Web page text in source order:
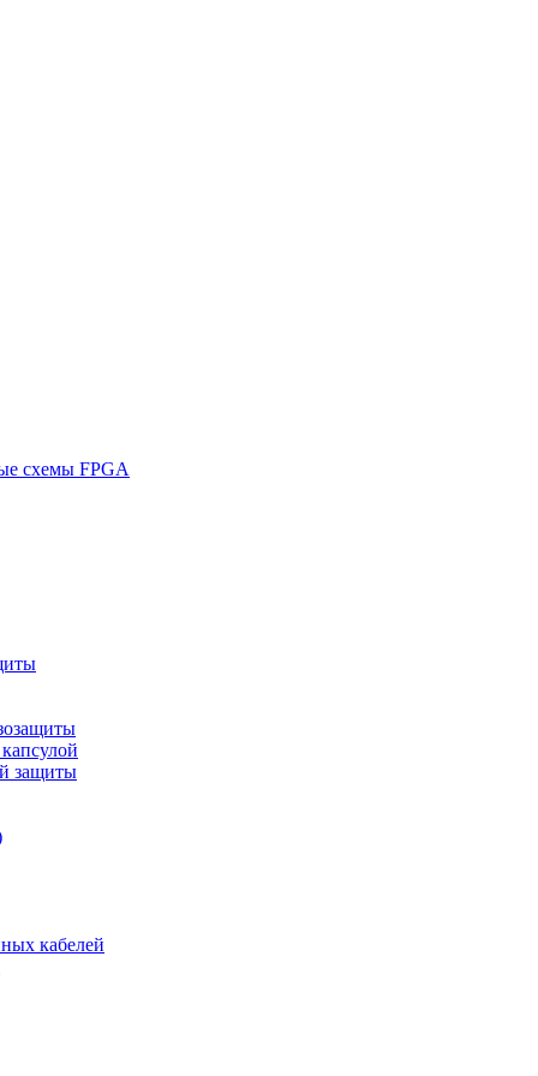
схемы FPGA
защиты
кабелей